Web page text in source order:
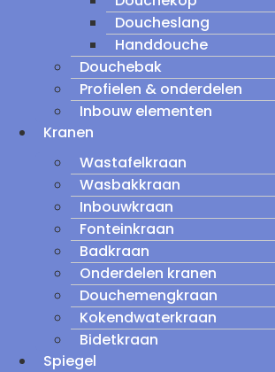
Doucheslang
Handdouche
Douchebak
Profielen & onderdelen
Inbouw elementen
Kranen
Wastafelkraan
Wasbakkraan
Inbouwkraan
Fonteinkraan
Badkraan
Onderdelen kranen
Douchemengkraan
Kokendwaterkraan
Bidetkraan
Spiegel